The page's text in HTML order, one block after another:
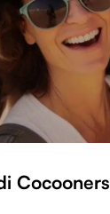
Cocooners